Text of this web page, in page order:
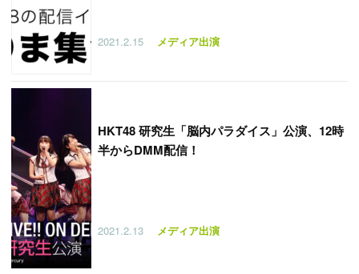
2021.2.15 メディア出演
HKT48 研究生「脳内パラダイス」公演、12時
半からDMM配信！
2021.2.13 メディア出演